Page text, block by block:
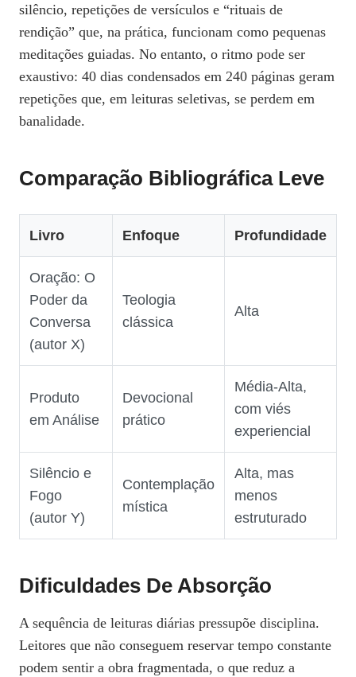
silêncio, repetições de versículos e “rituais de
rendição” que, na prática, funcionam como pequenas
meditações guiadas. No entanto, o ritmo pode ser
exaustivo: 40 dias condensados em 240 páginas geram
repetições que, em leituras seletivas, se perdem em
banalidade.
Comparação Bibliográfica Leve
Livro Enfoque Profundidade
Oração: O
Poder da
Conversa
(autor X)
Teologia
clássica
Alta
Produto
em Análise
Devocional
prático
Média‑Alta,
com viés
experiencial
Silêncio e
Fogo
(autor Y)
Contemplação
mística
Alta, mas
menos
estruturado
Dificuldades De Absorção
A sequência de leituras diárias pressupõe disciplina.
Leitores que não conseguem reservar tempo constante
podem sentir a obra fragmentada, o que reduz a